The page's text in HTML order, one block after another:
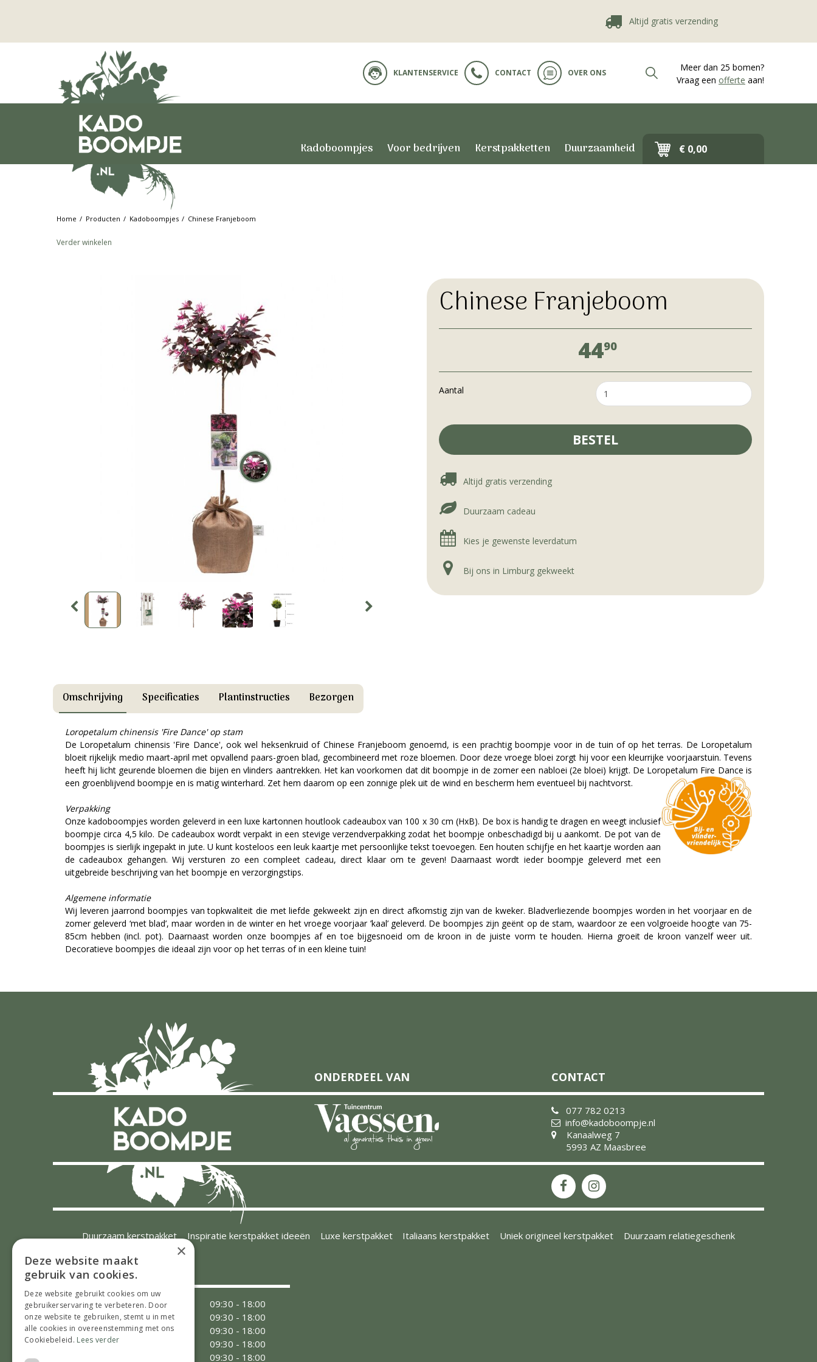
Home Producten Kadoboompjes Chinese Franjeboom
KLANTENSERVICE CONTACT OVER ONS
Altijd gratis verzending
Meer dan 25 bomen?
Vraag een offerte aan!
Kadoboompjes Voor bedrijven Kerstpakketten Duurzaamheid € 0,00
Verder winkelen
Chinese Franjeboom
4490
Aantal
Altijd gratis verzending
Duurzaam cadeau
Kies je gewenste leverdatum
Bij ons in Limburg gekweekt
Omschrijving Specificaties Plantinstructies Bezorgen
Loropetalum chinensis 'Fire Dance' op stam
De Loropetalum chinensis 'Fire Dance', ook wel heksenkruid of Chinese Franjeboom genoemd, is een prachtig boompje voor in de tuin of op het terras. De Loropetalum
bloeit rijkelijk medio maart-april met opvallend paars-groen blad, gecombineerd met roze bloemen. Door deze vroege bloei zorgt hij voor een kleurrijke voorjaarstuin. Tevens
heeft hij licht geurende bloemen die bijen en vlinders aantrekken. Het kan voorkomen dat dit boompje in de zomer een nabloei (2e bloei) krijgt. De Loropetalum Fire Dance is
een groenblijvend boompje en is matig winterhard. Zet hem daarom op een zonnige plek uit de wind en bescherm hem eventueel bij nachtvorst.
Verpakking
Onze kadoboompjes worden geleverd in een luxe kartonnen houtlook cadeaubox van 100 x 30 cm (HxB). De box is handig te dragen en weegt inclusief
boompje circa 4,5 kilo. De cadeaubox wordt verpakt in een stevige verzendverpakking zodat het boompje onbeschadigd bij u aankomt. De pot van de
boompjes is sierlijk ingepakt in jute. U kunt kosteloos een leuk kaartje met persoonlijke tekst toevoegen. Een houten schijfje en het kaartje worden aan
de cadeaubox gehangen. Wij versturen zo een compleet cadeau, direct klaar om te geven! Daarnaast wordt ieder boompje geleverd met een
uitgebreide beschrijving van het boompje en verzorgingstips.
Algemene informatie
Wij leveren jaarrond boompjes van topkwaliteit die met liefde gekweekt zijn en direct afkomstig zijn van de kweker. Bladverliezende boompjes worden in het voorjaar en de
zomer geleverd ‘met blad’, maar worden in de winter en het vroege voorjaar ’kaal’ geleverd. De boompjes zijn geënt op de stam, waardoor ze een volgroeide hoogte van 75-
85cm hebben (incl. pot). Daarnaast worden onze boompjes af en toe bijgesnoeid om de kroon in de juiste vorm te houden. Hierna groeit de kroon vanzelf weer uit.
Decoratieve boompjes die ideaal zijn voor op het terras of in een kleine tuin!
ONDERDEEL VAN CONTACT
077 782 0213
info@kadoboompje.nl
Kanaalweg 7
5993 AZ Maasbree
Duurzaam kerstpakket Inspiratie kerstpakket ideeën Luxe kerstpakket Italiaans kerstpakket Uniek origineel kerstpakket Duurzaam relatiegeschenk
OPENINGSTIJDEN
Maandag
09:30 - 18:00
Dinsdag
09:30 - 18:00
Woensdag
09:30 - 18:00
Donderdag
09:30 - 18:00
09:30 - 18:00
×
Deze website maakt
gebruik van cookies.
Deze website gebruikt cookies om uw
gebruikerservaring te verbeteren. Door
onze website te gebruiken, stemt u in met
alle cookies in overeenstemming met ons
Cookiebeleid. Lees verder